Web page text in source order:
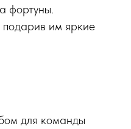
фортуны.
им яркие
для команды